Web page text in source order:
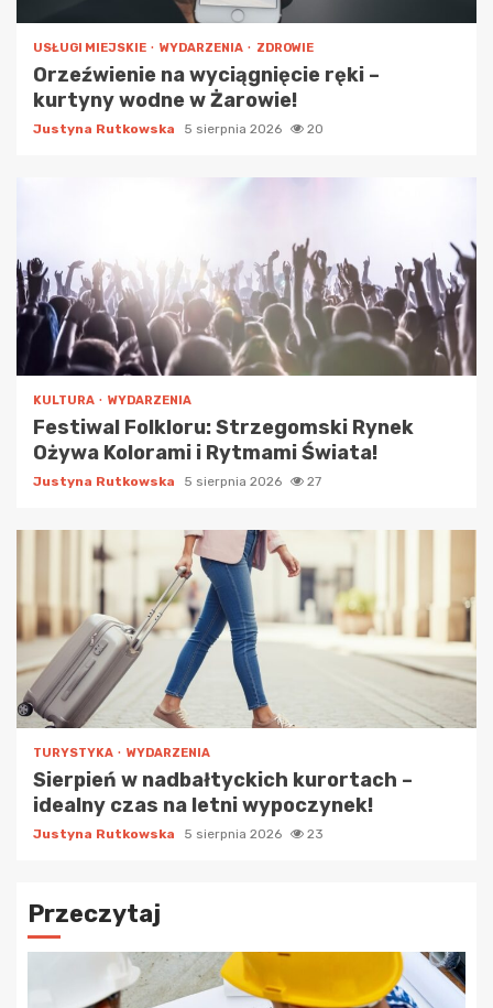
USŁUGI MIEJSKIE WYDARZENIA ZDROWIE
Orzeźwienie na wyciągnięcie ręki –
kurtyny wodne w Żarowie!
Justyna Rutkowska 5 sierpnia 2026 20
KULTURA WYDARZENIA
Festiwal Folkloru: Strzegomski Rynek
Ożywa Kolorami i Rytmami Świata!
Justyna Rutkowska 5 sierpnia 2026 27
TURYSTYKA WYDARZENIA
Sierpień w nadbałtyckich kurortach –
idealny czas na letni wypoczynek!
Justyna Rutkowska 5 sierpnia 2026 23
Przeczytaj